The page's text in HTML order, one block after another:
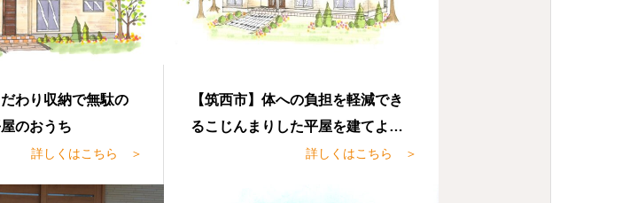
だわり収納で無駄の
のおうち
詳しくはこちら ＞
【筑西市】体への負担を軽減でき
るこじんまりした平屋を建てよう
詳しくはこちら ＞